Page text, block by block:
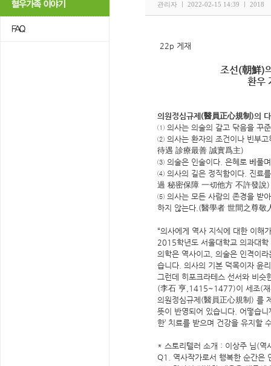
관리자 ㅣ 2022-02-15 14:39 ㅣ 2018
22p 게재
조선(朝鮮)
환우
의원정심규제(醫員正心規制)의
① 의사는 의술의 갈고 닦음을 꾸
② 의사는 환자의 조건이나 빈부
待遇 診療最善 誠實爲主)
③ 의술은 인술이다. 은혜로 베풀
④ 의사의 길은 정직함이다. 진료
過 秘密保障 一切他方 不許發說)
⑤ 의사는 모든 사람의 존경을 받
하지 않는다.(醫學者 世間之尊
“의사에게 역사 지식에 대한 이해
2015학년도 서울대학교 의과대
의학은 역사이고, 의술은 인격이
습니다. 의사의 기본 덕목이자 윤
그런데 히포크라테스 선서와 비슷
(李石 亨,1415~1477)이 세조(재
의원정심규제(醫員正心規制) 를
뜻이 반영되어 있습니다. 어떻습
한’ 치료를 받으며 건강을 유지할
* 스토리텔러 소개 : 이상주 님(역
Q1. 역사작가로서 행복한 순간은